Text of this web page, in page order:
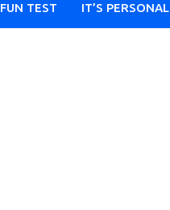
FUN TEST IT’S PERSONAL